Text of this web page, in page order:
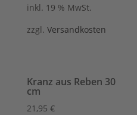
inkl. 19 % MwSt.
zzgl. Versandkosten
Kranz aus Reben 30
cm
21,95 €